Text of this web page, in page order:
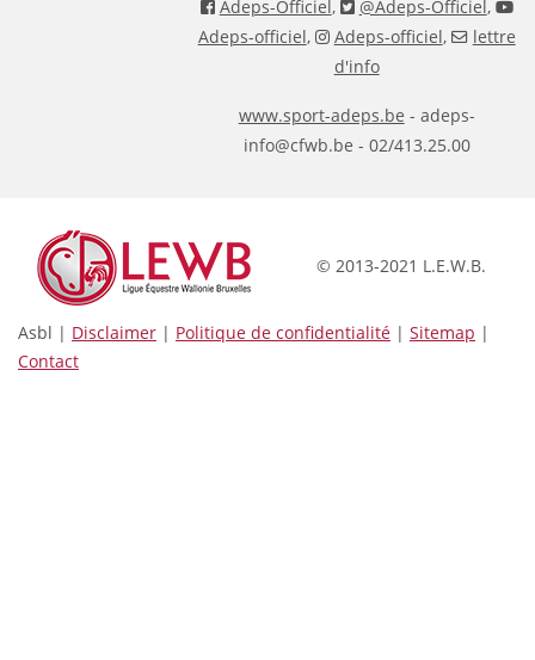
Adeps-Officiel, @Adeps-Officiel,
Adeps-officiel, Adeps-officiel,
lettre
d'info
www.sport-adeps.be - adeps-
info@cfwb.be - 02/413.25.00
© 2013-2021 L.E.W.B.
Asbl | Disclaimer | Politique de confidentialité | Sitemap |
Contact